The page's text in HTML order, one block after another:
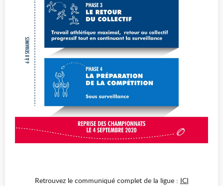
Retrouvez le communiqué complet de la ligue : ICI